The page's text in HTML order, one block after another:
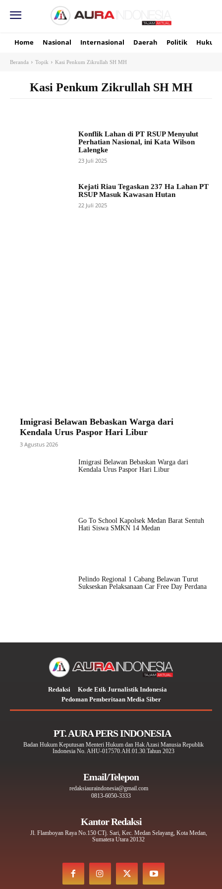
Home Nasional Internasional Daerah Politik Hukum
Beranda Topik Kasi Penkum Zikrullah SH MH
Kasi Penkum Zikrullah SH MH
Konflik Lahan di PT RSUP Menyulut
Perhatian Nasional, ini Kata Wilson
Lalengke
23 Juli 2025
Kejati Riau Tegaskan 237 Ha Lahan PT
RSUP Masuk Kawasan Hutan
22 Juli 2025
Imigrasi Belawan Bebaskan Warga dari
Kendala Urus Paspor Hari Libur
3 Agustus 2026
Imigrasi Belawan Bebaskan Warga dari
Kendala Urus Paspor Hari Libur
Go To School Kapolsek Medan Barat Sentuh
Hati Siswa SMKN 14 Medan
Pelindo Regional 1 Cabang Belawan Turut
Sukseskan Pelaksanaan Car Free Day Perdana
Redaksi
Kode Etik Jurnalistik Indonesia
Pedoman Pemberitaan Media Siber
PT. AURA PERS INDONESIA
Badan Hukum Keputusan Menteri Hukum dan Hak Azasi Manusia Republik
Indonesia No. AHU-017570.AH.01.30.Tahun 2023
Email/Telepon
redaksiauraindonesia@gmail.com
0813-6050-3333
Kantor Redaksi
Jl. Flamboyan Raya No.150 CTj. Sari, Kec. Medan Selayang, Kota Medan,
Sumatera Utara 20132